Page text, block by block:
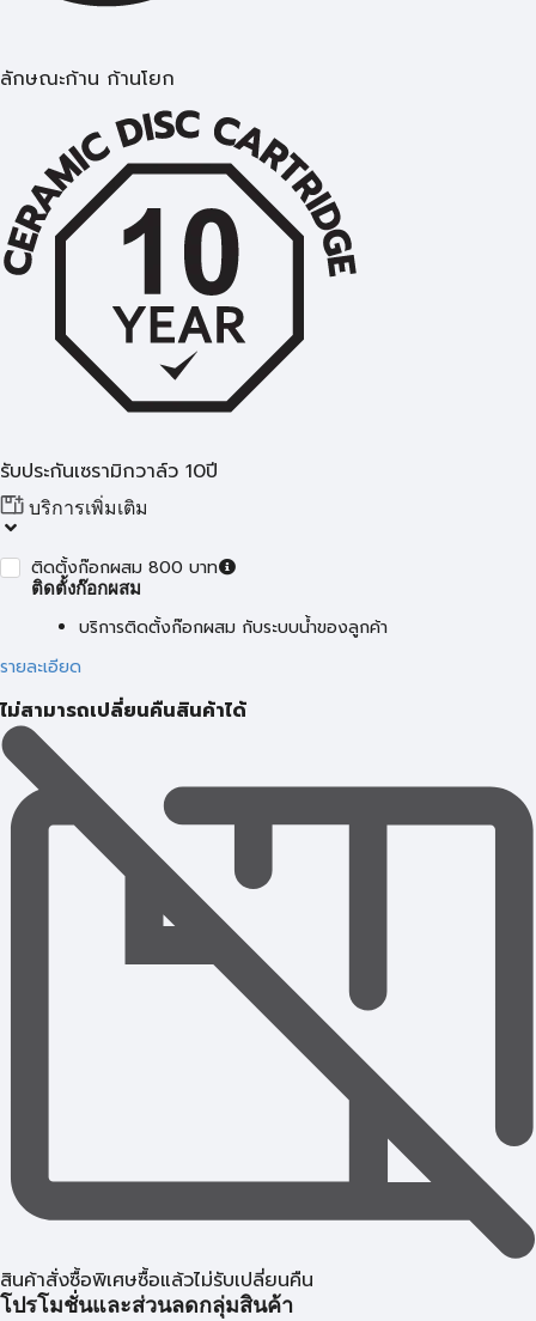
ลักษณะก้าน ก้านโยก
รับประกันเซรามิกวาล์ว 10ปี
บริการเพิ่มเติม
ติดตั้งก๊อกผสม 800 บาท
ติดตั้งก๊อกผสม
บริการติดตั้งก๊อกผสม กับระบบน้ำของลูกค้า
รายละเอียด
ไม่สามารถเปลี่ยนคืนสินค้าได้
สินค้าสั่งซื้อพิเศษซื้อแล้วไม่รับเปลี่ยนคืน
โปรโมชั่นและส่วนลดกลุ่มสินค้า